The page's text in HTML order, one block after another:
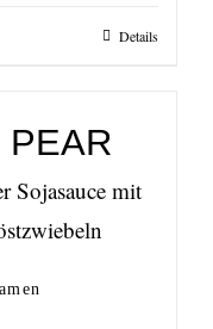
Details
PEAR
Sojasauce mit